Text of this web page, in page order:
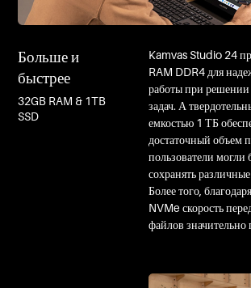
Больше и
быстрее
32GB RAM & 1TB
SSD
Kamvas Studio 24
RAM DDR4 для
работы при
задач. А
емкостью 1 ТБ
достаточный объем
пользователи могли
сохранять
Более того,
NVMe скорость
файлов значительно